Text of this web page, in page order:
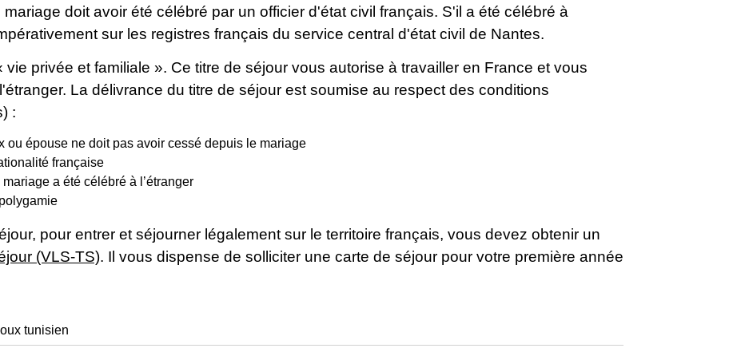
doit avoir été célébré par un officier d'état civil français. S'il a été célébré à
sur les registres français du service central d'état civil de Nantes.
privée et familiale ». Ce titre de séjour vous autorise à travailler en France et vous
La délivrance du titre de séjour est soumise au respect des conditions
:
ou épouse ne doit pas avoir cessé depuis le mariage
française
a été célébré à l’étranger
pour entrer et séjourner légalement sur le territoire français, vous devez obtenir un
(VLS-TS). Il vous dispense de solliciter une carte de séjour pour votre première année
tunisien